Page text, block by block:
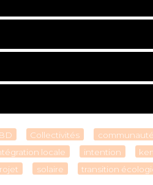
BD Collectivités communauté
locale intention
solaire transition